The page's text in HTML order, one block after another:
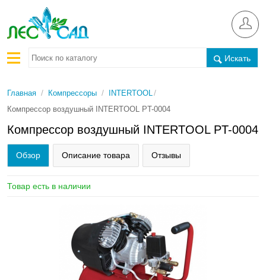
Искать
Главная / Компрессоры / INTERTOOL/
Компрессор воздушный INTERTOOL PT-0004
Компрессор воздушный INTERTOOL PT-0004
Обзор Описание товара Отзывы
Товар есть в наличии